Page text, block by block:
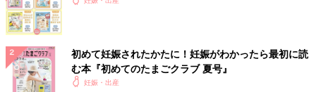
初めて妊娠されたかたに！妊娠がわかったら最初に読
む本『初めてのたまごクラブ 夏号』
妊娠・出産